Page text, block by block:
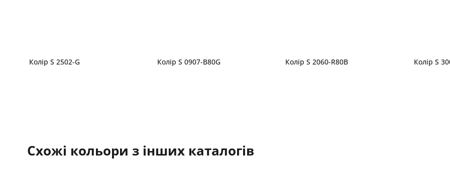
Колір S 2502-G Колір S 0907-B80G Колір S 2060-R80B Колір S
Схожі кольори з інших каталогів